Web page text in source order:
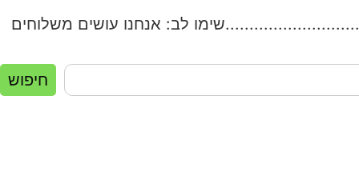
לב: אנחנו עושים
חיפוש